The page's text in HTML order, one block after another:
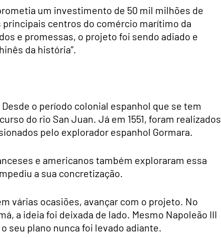
um investimento de 50 mil milhões de
centros do comércio marítimo da
e promessas, o projeto foi sendo adiado e
da história”.
o período colonial espanhol que se tem
do rio San Juan. Já em 1551, foram realizados
pelo explorador espanhol Gormara.
e americanos também exploraram essa
a sua concretização.
várias ocasiões, avançar com o projeto. No
a ideia foi deixada de lado. Mesmo Napoleão III
seu plano nunca foi levado adiante.